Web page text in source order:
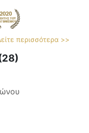
περισσότερα >>